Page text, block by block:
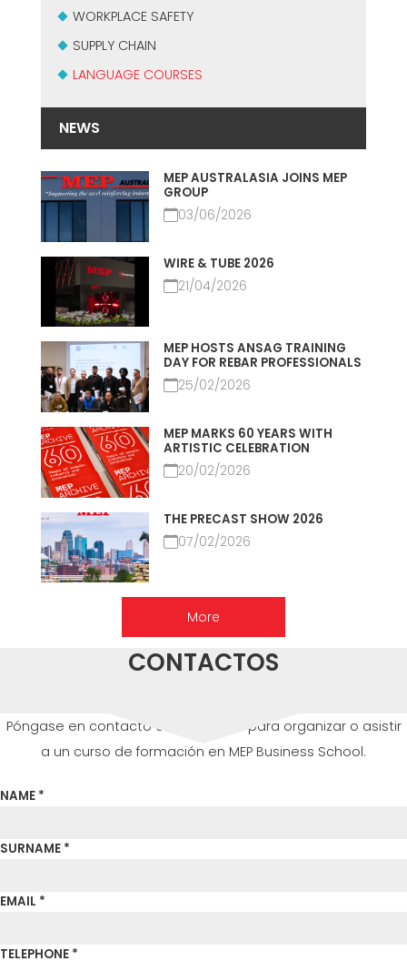
USADO CERTIFICADO MEP GROUP
EFFECTIVE COMMUNICATION
WORKPLACE SAFETY
SUPPLY CHAIN
LANGUAGE COURSES
NEWS
MEP AUSTRALASIA JOINS MEP
GROUP
03/06/2026
WIRE & TUBE 2026
21/04/2026
MEP HOSTS ANSAG TRAINING
DAY FOR REBAR PROFESSIONALS
25/02/2026
MEP MARKS 60 YEARS WITH
ARTISTIC CELEBRATION
20/02/2026
THE PRECAST SHOW 2026
07/02/2026
More
CONTACTOS
Póngase en contacto con nosotros para organizar o asistir
a un curso de formación en MEP Business School.
NAME *
SURNAME *
EMAIL *
TELEPHONE *